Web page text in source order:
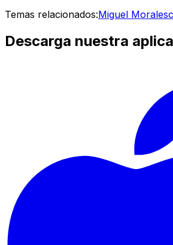
Temas relacionados:Miguel Morales
Descarga nuestra